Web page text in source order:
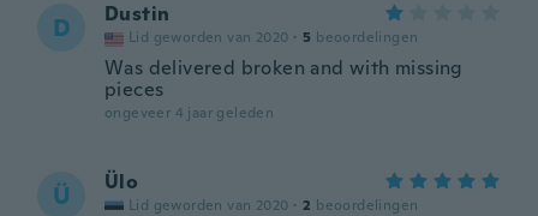
D Dustin
Lid geworden van 2020 · 5 beoordelingen
Was delivered broken and with missing
pieces
ongeveer 4 jaar geleden
Ü Ülo
Lid geworden van 2020 · 2 beoordelingen